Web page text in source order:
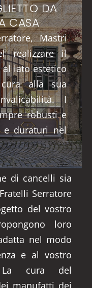
DA
CASA
Mastri
realizzare il
lato estetico
alla sua
I
robusti e
e duraturi nel
di cancelli sia
Serratore
del vostro
loro
nel modo
e al vostro
La cura del
manufatti dei